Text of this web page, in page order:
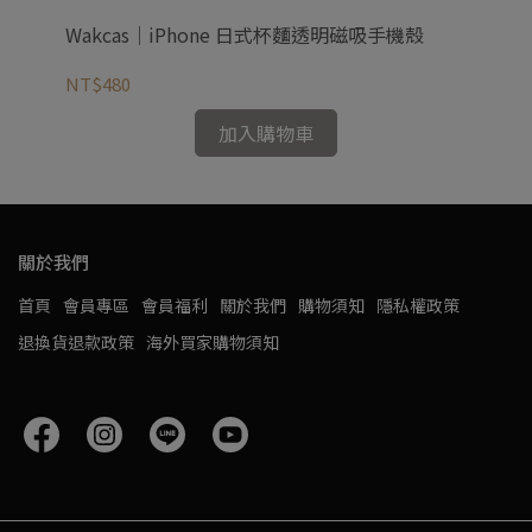
Wakcas｜iPhone 日式杯麵透明磁吸手機殼
NT$480
加入購物車
關於我們
首頁 會員專區 會員福利 關於我們 購物須知 隱私權政策
退換貨退款政策 海外買家購物須知